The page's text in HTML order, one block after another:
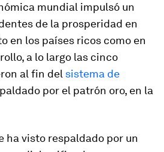
mundial impulsó un
de la prosperidad en
en los países ricos como en
a lo largo las cinco
al fin del sistema de
por el patrón oro, en la
ha visto respaldado por un